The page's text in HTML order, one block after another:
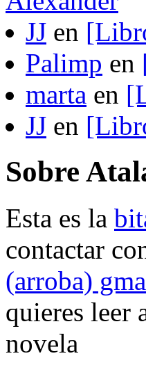
JJ en
Palimp en
marta en
JJ en
Sobre
Esta es la
contactar
(arroba)
quieres leer
novela